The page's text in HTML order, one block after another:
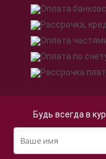
Будь всегда в